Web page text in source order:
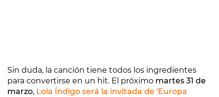
Sin duda, la canción tiene todos los ingredientes
para convertirse en un hit. El próximo martes 31 de
marzo, Lola Índigo será la invitada de 'Europa